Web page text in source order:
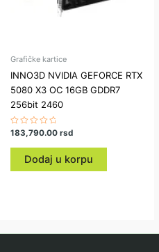
Grafičke kartice
INNO3D NVIDIA GEFORCE RTX
5080 X3 OC 16GB GDDR7
256bit 2460
Ocenjeno
0
183,790.00 rsd
Dodaj u korpu